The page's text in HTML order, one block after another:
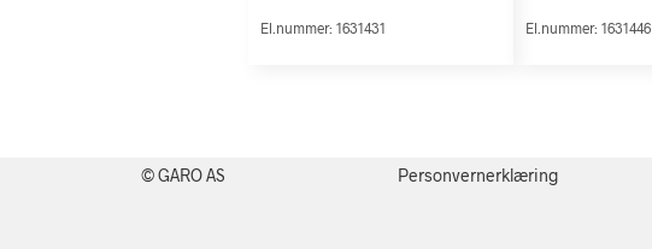
El.nummer: 1631431 El.nummer: 1631446
© GARO AS Personvernerklæring